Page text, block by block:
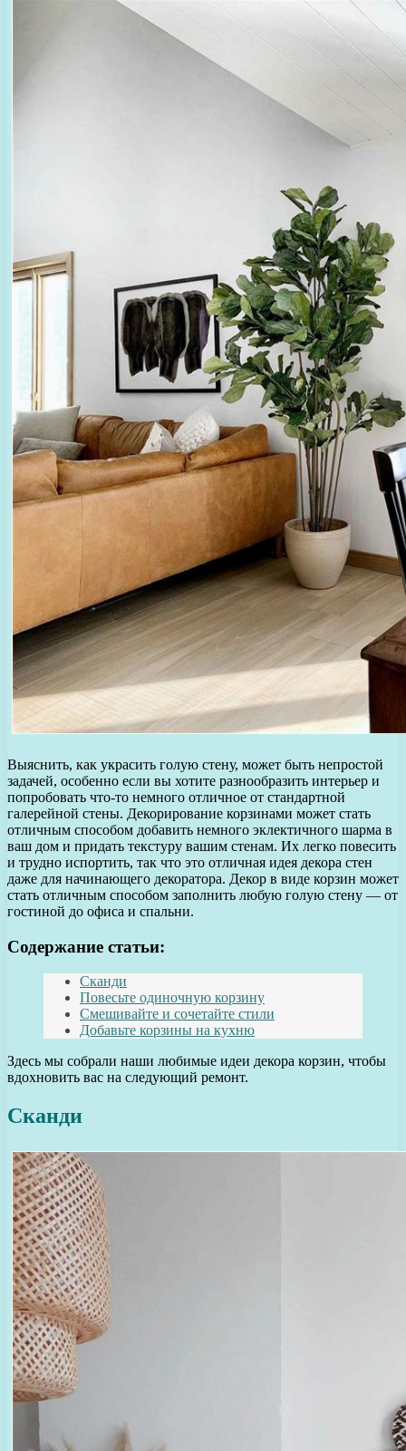
Выяснить, как украсить голую стену, может быть непростой
задачей, особенно если вы хотите разнообразить интерьер и
попробовать что-то немного отличное от стандартной
галерейной стены. Декорирование корзинами может стать
отличным способом добавить немного эклектичного шарма в
ваш дом и придать текстуру вашим стенам. Их легко повесить
и трудно испортить, так что это отличная идея декора стен
даже для начинающего декоратора. Декор в виде корзин может
стать отличным способом заполнить любую голую стену — от
гостиной до офиса и спальни.
Содержание статьи:
Сканди
Повесьте одиночную корзину
Смешивайте и сочетайте стили
Добавьте корзины на кухню
Здесь мы собрали наши любимые идеи декора корзин, чтобы
вдохновить вас на следующий ремонт.
Сканди